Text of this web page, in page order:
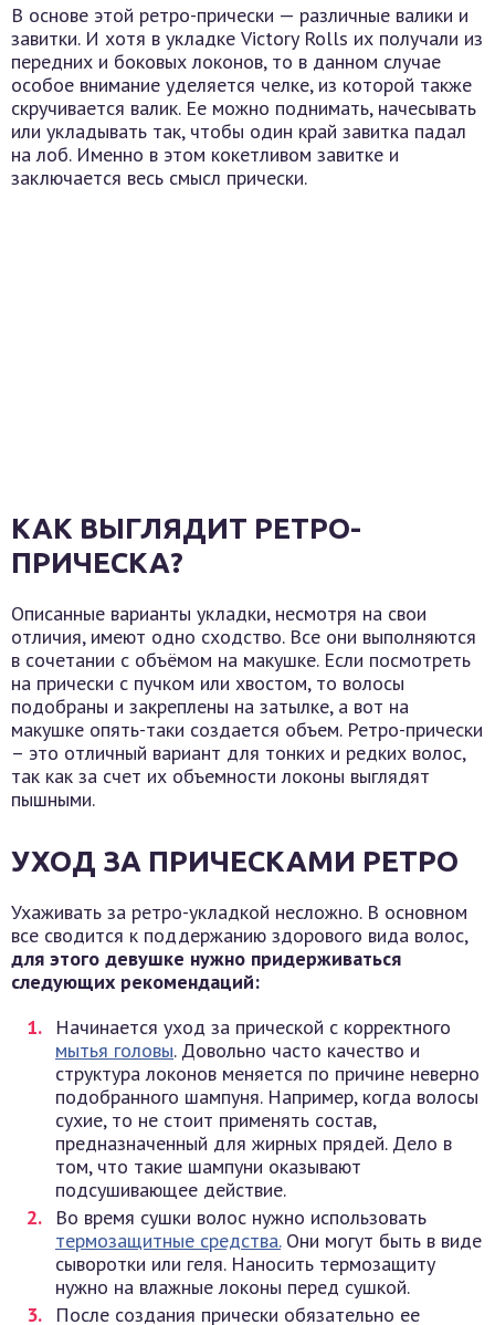
В основе этой ретро-прически — различные валики и
завитки. И хотя в укладке Victory Rolls их получали из
передних и боковых локонов, то в данном случае
особое внимание уделяется челке, из которой также
скручивается валик. Ее можно поднимать, начесывать
или укладывать так, чтобы один край завитка падал
на лоб. Именно в этом кокетливом завитке и
заключается весь смысл прически.
КАК ВЫГЛЯДИТ РЕТРО-
ПРИЧЕСКА?
Описанные варианты укладки, несмотря на свои
отличия, имеют одно сходство. Все они выполняются
в сочетании с объёмом на макушке. Если посмотреть
на прически с пучком или хвостом, то волосы
подобраны и закреплены на затылке, а вот на
макушке опять-таки создается объем. Ретро-прически
– это отличный вариант для тонких и редких волос,
так как за счет их объемности локоны выглядят
пышными.
УХОД ЗА ПРИЧЕСКАМИ РЕТРО
Ухаживать за ретро-укладкой несложно. В основном
все сводится к поддержанию здорового вида волос,
для этого девушке нужно придерживаться
следующих рекомендаций:
Начинается уход за прической с корректного
мытья головы. Довольно часто качество и
структура локонов меняется по причине неверно
подобранного шампуня. Например, когда волосы
сухие, то не стоит применять состав,
предназначенный для жирных прядей. Дело в
том, что такие шампуни оказывают
подсушивающее действие.
Во время сушки волос нужно использовать
термозащитные средства.Они могут быть в виде
сыворотки или геля. Наносить термозащиту
нужно на влажные локоны перед сушкой.
После создания прически обязательно ее